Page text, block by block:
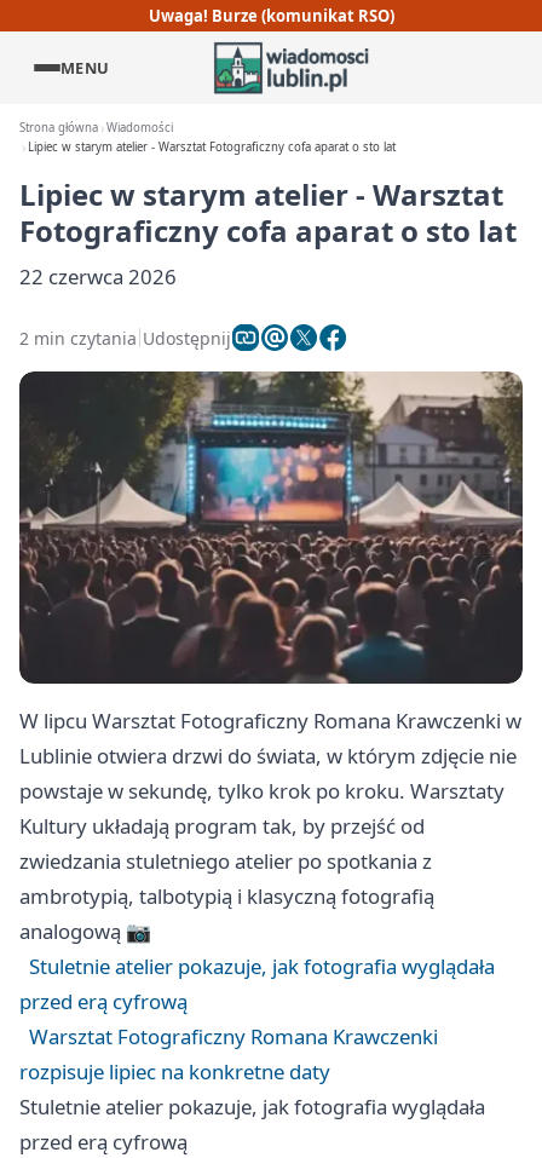
Uwaga! Burze (komunikat RSO)
MENU
Strona główna Wiadomości
Lipiec w starym atelier - Warsztat Fotograficzny cofa aparat o sto lat
Lipiec w starym atelier - Warsztat
Fotograficzny cofa aparat o sto lat
22 czerwca 2026
2 min czytania Udostępnij
W lipcu Warsztat Fotograficzny Romana Krawczenki w
Lublinie otwiera drzwi do świata, w którym zdjęcie nie
powstaje w sekundę, tylko krok po kroku. Warsztaty
Kultury układają program tak, by przejść od
zwiedzania stuletniego atelier po spotkania z
ambrotypią, talbotypią i klasyczną fotografią
analogową 📷
Stuletnie atelier pokazuje, jak fotografia wyglądała
przed erą cyfrową
Warsztat Fotograficzny Romana Krawczenki
rozpisuje lipiec na konkretne daty
Stuletnie atelier pokazuje, jak fotografia wyglądała
przed erą cyfrową